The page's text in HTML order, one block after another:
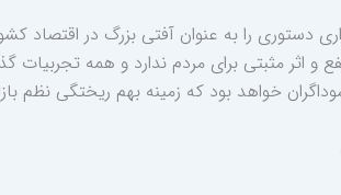
دستوری را به عنوان آفتی بزرگ در اقتصاد
اثر مثبتی برای مردم ندارد و همه تجربیات
خواهد بود که زمینه بهم ریختگی نظم